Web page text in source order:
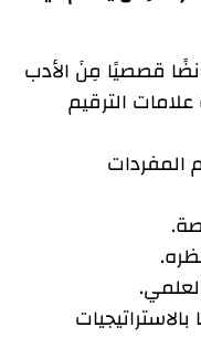
قصصيًا مِنَ الأدب
الترقيم